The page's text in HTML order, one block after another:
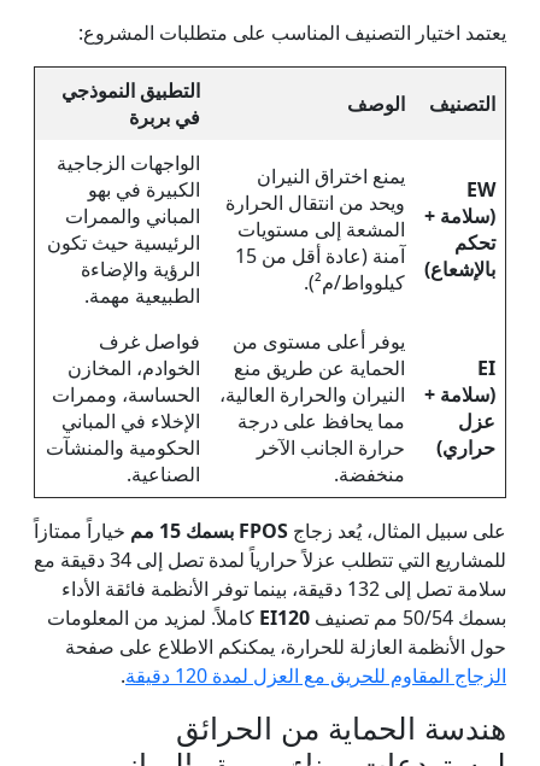
يعتمد اختيار التصنيف المناسب على متطلبات المشروع:
التصنيف الوصف
التطبيق النموذجي
في بربرة
EW
(سلامة +
تحكم
بالإشعاع)
يمنع اختراق النيران
ويحد من انتقال الحرارة
المشعة إلى مستويات
آمنة (عادة أقل من 15
كيلوواط/م²).
الواجهات الزجاجية
الكبيرة في بهو
المباني والممرات
الرئيسية حيث تكون
الرؤية والإضاءة
الطبيعية مهمة.
EI
(سلامة +
عزل
حراري)
يوفر أعلى مستوى من
الحماية عن طريق منع
النيران والحرارة العالية،
مما يحافظ على درجة
حرارة الجانب الآخر
منخفضة.
فواصل غرف
الخوادم، المخازن
الحساسة، وممرات
الإخلاء في المباني
الحكومية والمنشآت
الصناعية.
على سبيل المثال، يُعد زجاج FPOS بسمك 15 مم
خياراً ممتازاً
للمشاريع التي تتطلب عزلاً حرارياً لمدة تصل إلى 34 دقيقة مع
سلامة تصل إلى 132 دقيقة، بينما توفر الأنظمة فائقة الأداء
بسمك 50/54 مم تصنيف
EI120 كاملاً. لمزيد من المعلومات
حول الأنظمة العازلة للحرارة، يمكنكم الاطلاع على صفحة
الزجاج المقاوم للحريق مع العزل لمدة 120 دقيقة
.
هندسة الحماية من الحرائق